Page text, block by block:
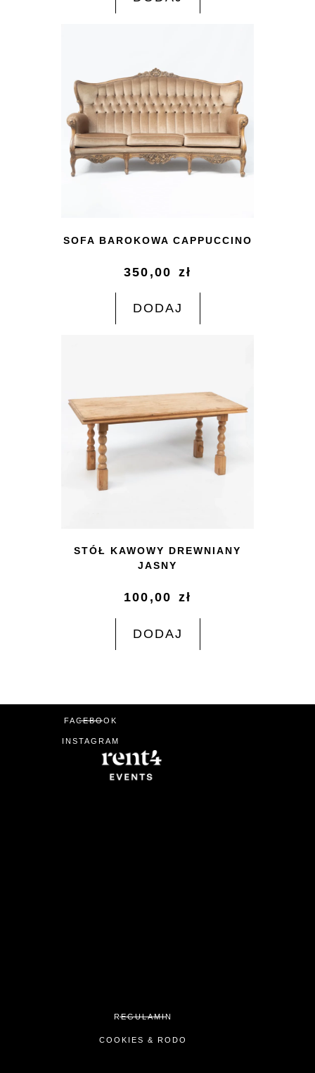
SOFA BAROKOWA CAPPUCCINO
350,00 zł
DODAJ
STÓŁ KAWOWY DREWNIANY
JASNY
100,00 zł
DODAJ
FACEBOOK
INSTAGRAM
REGULAMIN
COOKIES & RODO